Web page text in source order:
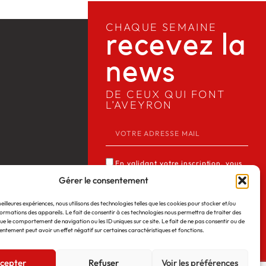
Gérer le consentement
expériences, nous utilisons des technologies telles que les cookies pour stocker et/ou
des appareils. Le fait de consentir à ces technologies nous permettra de traiter des
le comportement de navigation ou les ID uniques sur ce site. Le fait de ne pas consentir ou de
peut avoir un effet négatif sur certaines caractéristiques et fonctions.
Refuser Voir les préférences
©2026Mentions légales
CHAQUE SEMAINE
recevez la
news​
DE CEUX QUI FONT
L’AVEYRON
En validant votre inscription, vous
acceptez que Media12 mémorise et
utilise votre adresse email dans le but
de vous envoyer notre lettre
d’informations. Consulter notre
politique de confidentialité des